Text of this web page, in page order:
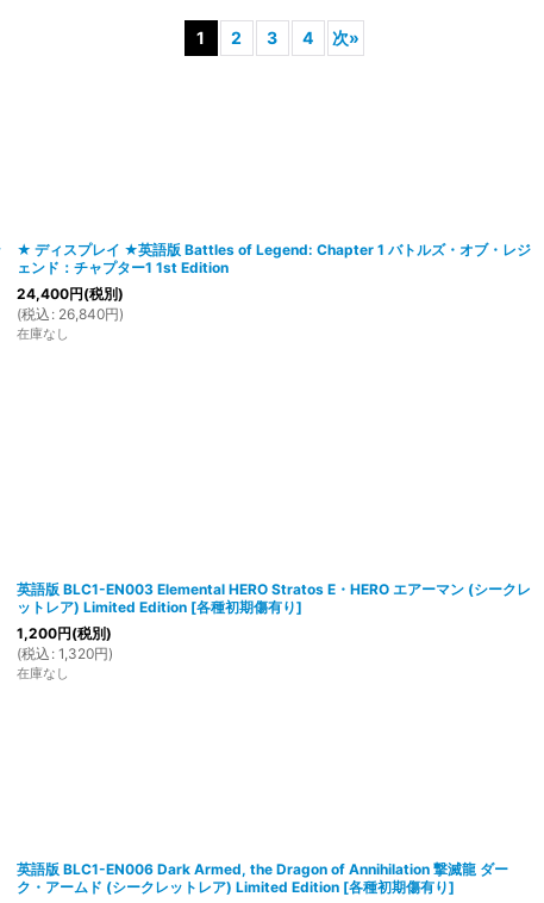
1 2 3 4 次»
★ ディスプレイ ★英語版 Battles of Legend: Chapter 1 バトルズ・オブ・レジ
ェンド：チャプター1 1st Edition
24,400円(税別)
(税込 : 26,840円)
在庫なし
英語版 BLC1-EN003 Elemental HERO Stratos E・HERO エアーマン (シークレ
ットレア) Limited Edition [各種初期傷有り]
1,200円(税別)
(税込 : 1,320円)
在庫なし
英語版 BLC1-EN006 Dark Armed, the Dragon of Annihilation 撃滅龍 ダー
ク・アームド (シークレットレア) Limited Edition [各種初期傷有り]